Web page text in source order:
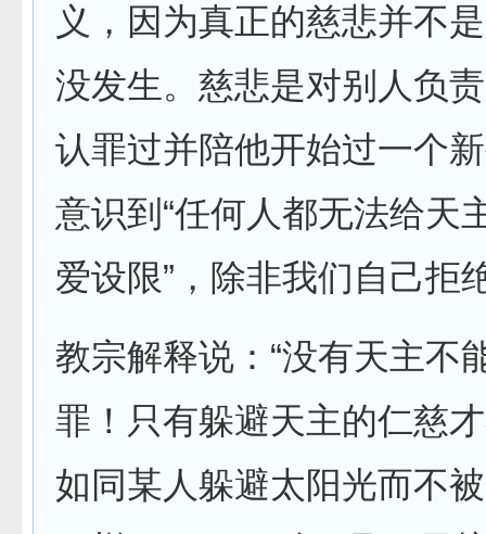
义，因为真正的慈悲并不
没发生。慈悲是对别人负
认罪过并陪他开始过一个
意识到“任何人都无法给天
爱设限”，除非我们自己拒
教宗解释说：“没有天主不
罪！只有躲避天主的仁慈
如同某人躲避太阳光而不